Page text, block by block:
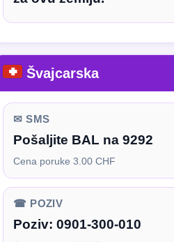
Švajcarska
✉ SMS
Pošaljite BAL na 9292
Cena poruke 3.00 CHF
☎ POZIV
Poziv:0901-300-010